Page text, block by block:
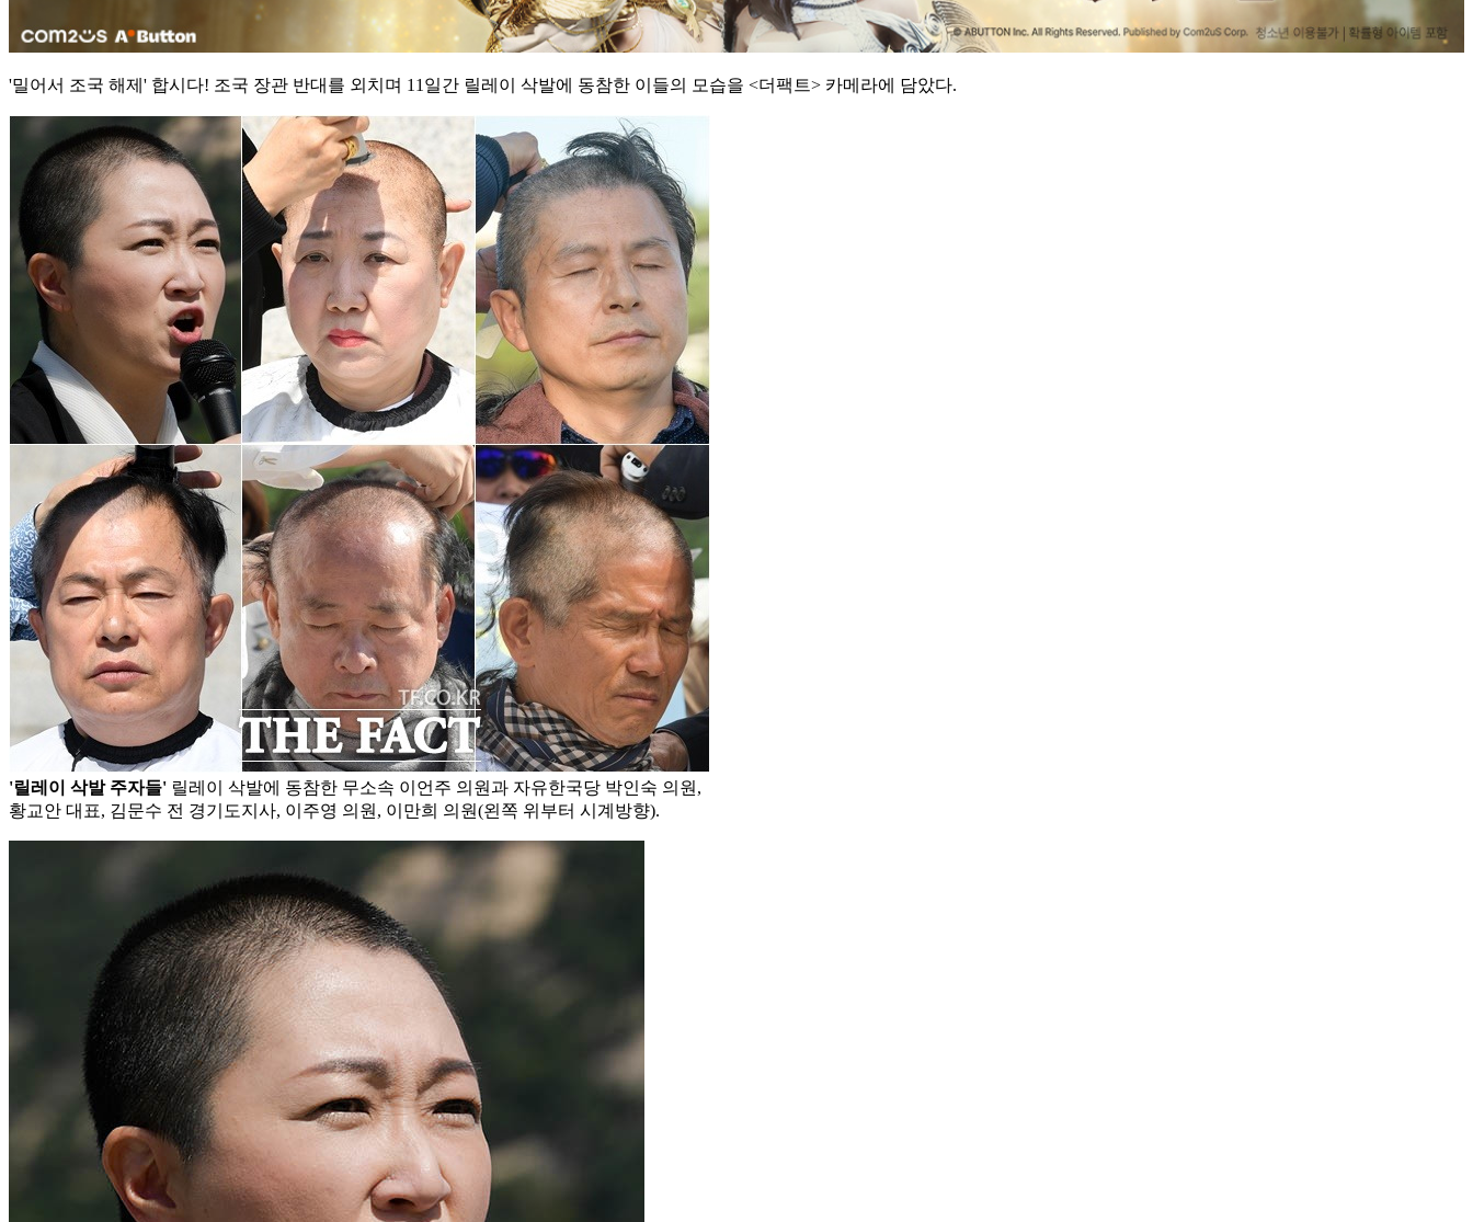
'밀어서 조국 해제' 합시다! 조국 장관 반대를 외치며 11일간 릴레이 삭발에 동참한 이들의 모습을 <더팩트> 카메라에 담았다.
'릴레이 삭발 주자들' 릴레이 삭발에 동참한 무소속 이언주 의원과 자유한국당 박인숙 의원,
황교안 대표, 김문수 전 경기도지사, 이주영 의원, 이만희 의원(왼쪽 위부터 시계방향).